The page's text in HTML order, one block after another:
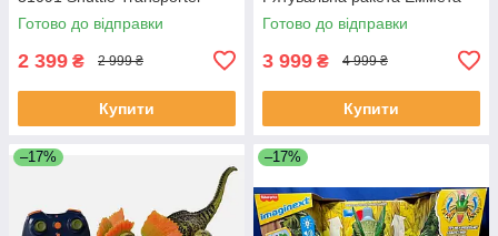
Готово до відправки
2 399 ₴ 2 999 ₴
Купити
70831 Emmet's Dream House
Rescue Rocket!
Готово до відправки
3 999 ₴ 4 999 ₴
Купити
–17% –17%